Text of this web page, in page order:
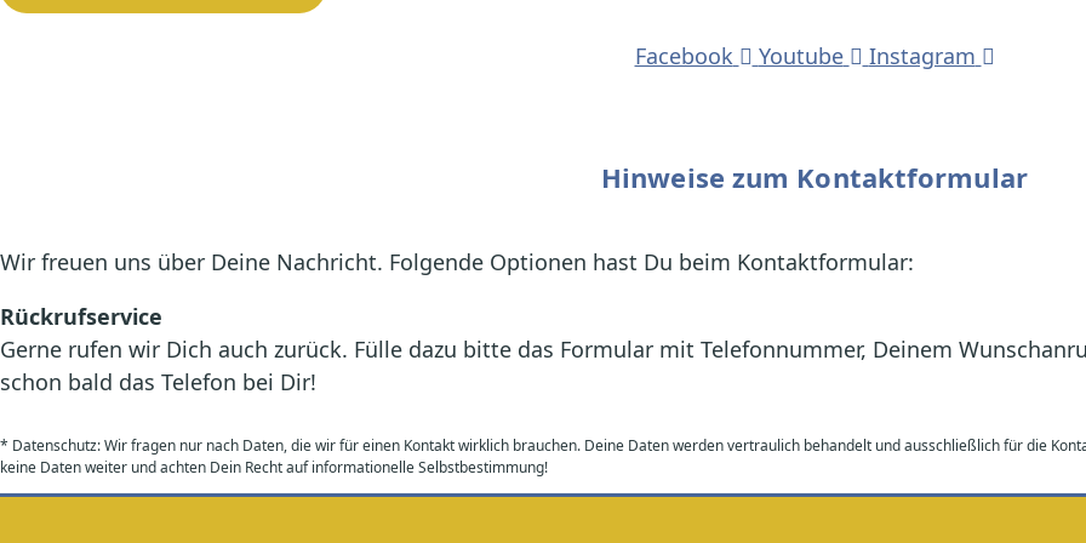
Facebook Youtube Instagram
Hinweise zum Kontaktformular
Wir freuen uns über Deine Nachricht. Folgende Optionen hast Du beim Kontaktformular:
Rückrufservice
Gerne rufen wir Dich auch zurück. Fülle dazu bitte das Formular mit Telefonnummer, Deinem
schon bald das Telefon bei Dir!
* Datenschutz: Wir fragen nur nach Daten, die wir für einen Kontakt wirklich brauchen. Deine Daten werden vertraulich behandelt und ausschließlich für die
keine Daten weiter und achten Dein Recht auf informationelle Selbstbestimmung!